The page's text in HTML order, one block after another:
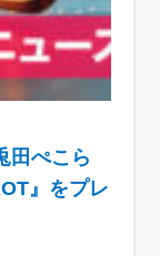
田ぺこら
』をプレ